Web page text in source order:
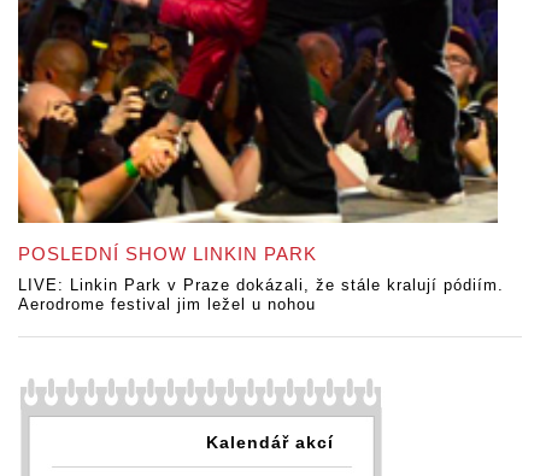
POSLEDNÍ SHOW LINKIN PARK
LIVE: Linkin Park v Praze dokázali, že stále kralují pódiím.
Aerodrome festival jim ležel u nohou
Kalendář akcí